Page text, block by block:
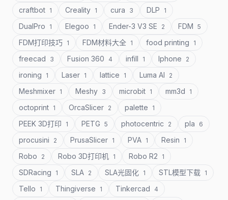
craftbot 1 Creality 1 cura 3 DLP 1
DualPro 1 Elegoo 1 Ender-3 V3 SE 2 FDM 5
FDM打印技巧 1 FDM材料大全 1 food printing 1
freecad 3 Fusion 360 4 infill 1 Iphone 2
ironing 1 Laser 1 lattice 1 Luma AI 2
Meshmixer 1 Meshy 3 microbit 1 mm3d 1
octoprint 1 OrcaSlicer 2 palette 1
PEEK 3D打印 1 PETG 5 photocentric 2 pla 6
procusini 2 PrusaSlicer 1 PVA 1 Resin 1
Robo 2 Robo 3D打印机 1 Robo R2 1
SDRacing 1 SLA 2 SLA光固化 1 STL模型下载 1
Tello 1 Thingiverse 1 Tinkercad 4